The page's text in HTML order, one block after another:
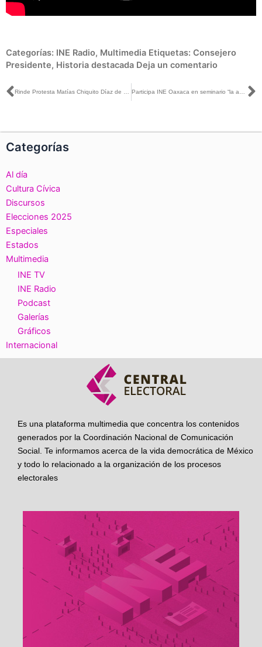
Categorías: INE Radio, Multimedia Etiquetas: Consejero
Presidente, Historia destacada Deja un comentario
Ant
Categorías
Al día
Cultura Cívica
Discursos
Elecciones 2025
Especiales
Estados
Multimedia
INE TV
INE Radio
Podcast
Galerías
Gráficos
Internacional
Es una plataforma multimedia que concentra los contenidos
generados por la Coordinación Nacional de Comunicación
Social. Te informamos acerca de la vida democrática de México
y todo lo relacionado a la organización de los procesos
electorales